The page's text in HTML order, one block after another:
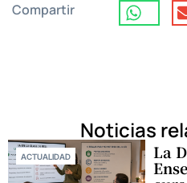
Compartir
Noticias
ACTUALIDAD La